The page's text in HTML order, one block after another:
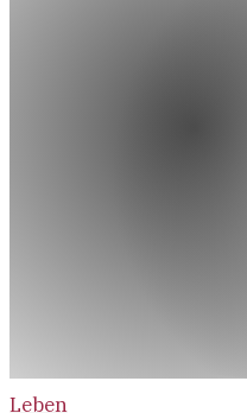
Leben